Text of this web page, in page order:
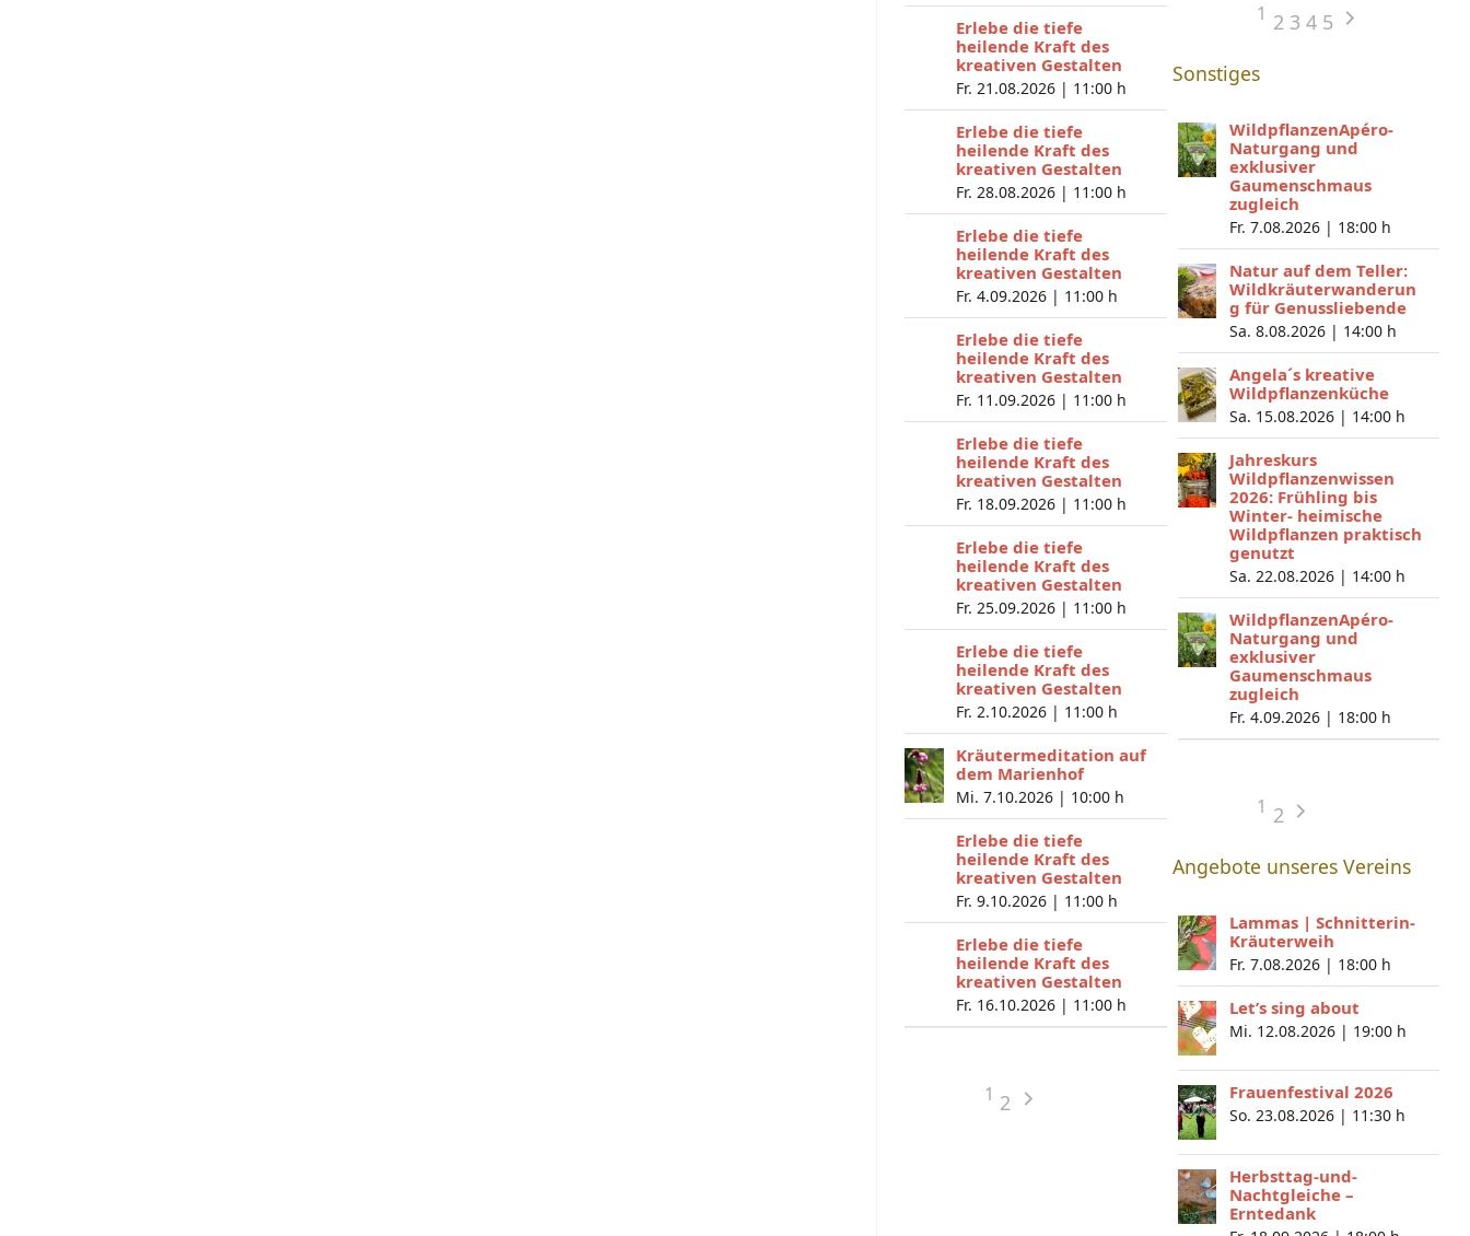
Erlebe die tiefe
heilende Kraft des
kreativen Gestalten
Fr. 21.08.2026 | 11:00 h
Erlebe die tiefe
heilende Kraft des
kreativen Gestalten
Fr. 28.08.2026 | 11:00 h
Erlebe die tiefe
heilende Kraft des
kreativen Gestalten
Fr. 4.09.2026 | 11:00 h
Erlebe die tiefe
heilende Kraft des
kreativen Gestalten
Fr. 11.09.2026 | 11:00 h
Erlebe die tiefe
heilende Kraft des
kreativen Gestalten
Fr. 18.09.2026 | 11:00 h
Erlebe die tiefe
heilende Kraft des
kreativen Gestalten
Fr. 25.09.2026 | 11:00 h
Erlebe die tiefe
heilende Kraft des
kreativen Gestalten
Fr. 2.10.2026 | 11:00 h
Kräutermeditation auf
dem Marienhof
Mi. 7.10.2026 | 10:00 h
Erlebe die tiefe
heilende Kraft des
kreativen Gestalten
Fr. 9.10.2026 | 11:00 h
Erlebe die tiefe
heilende Kraft des
kreativen Gestalten
Fr. 16.10.2026 | 11:00 h
1 2
1 2 3 4 5
Sonstiges
WildpflanzenApéro-
Naturgang und
exklusiver
Gaumenschmaus
zugleich
Fr. 7.08.2026 | 18:00 h
Natur auf dem Teller:
Wildkräuterwanderun
g für Genussliebende
Sa. 8.08.2026 | 14:00 h
Angela´s kreative
Wildpflanzenküche
Sa. 15.08.2026 | 14:00 h
Jahreskurs
Wildpflanzenwissen
2026: Frühling bis
Winter- heimische
Wildpflanzen praktisch
genutzt
Sa. 22.08.2026 | 14:00 h
WildpflanzenApéro-
Naturgang und
exklusiver
Gaumenschmaus
zugleich
Fr. 4.09.2026 | 18:00 h
1 2
Angebote unseres Vereins
Lammas | Schnitterin-
Kräuterweih
Fr. 7.08.2026 | 18:00 h
Let’s sing about
Mi. 12.08.2026 | 19:00 h
Frauenfestival 2026
So. 23.08.2026 | 11:30 h
Herbsttag-und-
Nachtgleiche –
Erntedank